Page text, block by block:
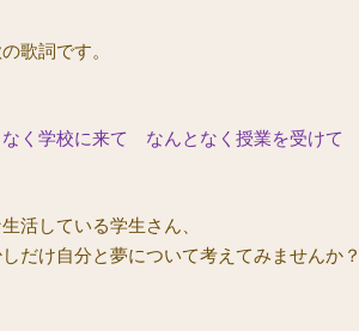
歌詞です。
なく学校に来て なんとなく授業を受けて
活している学生さん、
しだけ自分と夢について考えてみませんか